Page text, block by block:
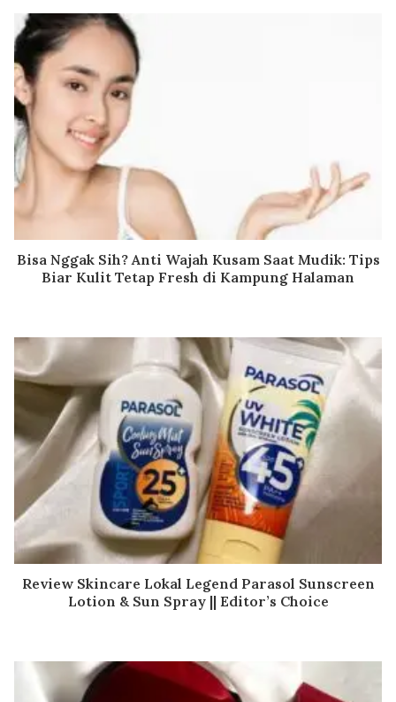
Bisa Nggak Sih? Anti Wajah Kusam Saat Mudik: Tips
Biar Kulit Tetap Fresh di Kampung Halaman
Review Skincare Lokal Legend Parasol Sunscreen
Lotion & Sun Spray || Editor’s Choice